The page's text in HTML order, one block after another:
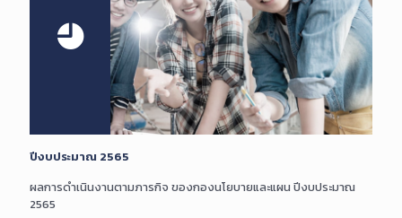
ปีงบประมาณ 2565
ผลการดำเนินงานตามภารกิจ ของกองนโยบายและแผน ปีงบประมาณ
2565